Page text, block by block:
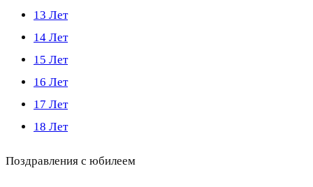
13 Лет
14 Лет
15 Лет
16 Лет
17 Лет
18 Лет
Поздравления с юбилеем